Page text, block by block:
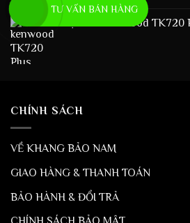
Bộ Đàm Kenwood TK720
CHÍNH SÁCH
VỀ KHANG BẢO NAM
GIAO HÀNG & THANH TOÁN
BẢO HÀNH & ĐỔI TRẢ
TƯ VẤN BÁN HÀNG